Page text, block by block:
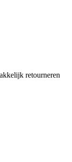
retourneren